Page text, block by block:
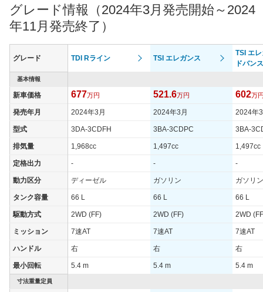
グレード情報（2024年3月発売開始～2024
年11月発売終了）
グレード TDI Rライン TSI エレガンス
TSI エ
ドバンス
基本情報
新車価格 677万円 521.6万円 602万
発売年月 2024年3月 2024年3月 2024年
型式 3DA-3CDFH 3BA-3CDPC 3BA-
排気量 1,968cc 1,497cc 1,497cc
定格出力 - - -
動力区分 ディーゼル ガソリン ガソリン
タンク容量 66 L 66 L 66 L
駆動方式 2WD (FF) 2WD (FF) 2WD
ミッション 7速AT 7速AT 7速AT
ハンドル 右 右 右
最小回転 5.4 m 5.4 m 5.4 m
寸法重量定員